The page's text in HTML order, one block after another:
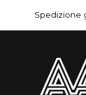
al
contenuto
Spedizione
Navigazione
articoli